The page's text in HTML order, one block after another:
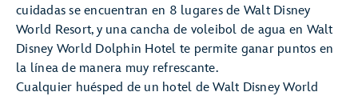
cuidadas se encuentran en 8 lugares de Walt Disney
World Resort, y una cancha de voleibol de agua en Walt
Disney World Dolphin Hotel te permite ganar puntos en
la línea de manera muy refrescante.
Cualquier huésped de un hotel de Walt Disney World